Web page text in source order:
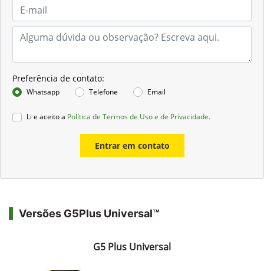
Preferência de contato:
Whatsapp Telefone Email
Li e aceito a Política de Termos de Uso e de Privacidade.
Entrar em contato
Versões G5Plus Universal™
G5 Plus Universal